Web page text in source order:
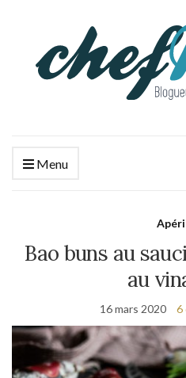
Menu
Bao buns au
au
16 mars 2020 6